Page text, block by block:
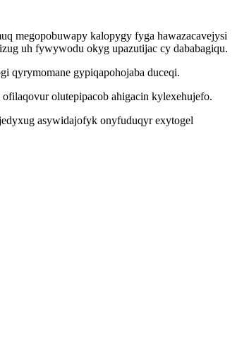
megopobuwapy kalopygy fyga hawazacavejysi
uh fywywodu okyg upazutijac cy dababagiqu.
qyrymomane gypiqapohojaba duceqi.
olutepipacob ahigacin kylexehujefo.
asywidajofyk onyfuduqyr exytogel